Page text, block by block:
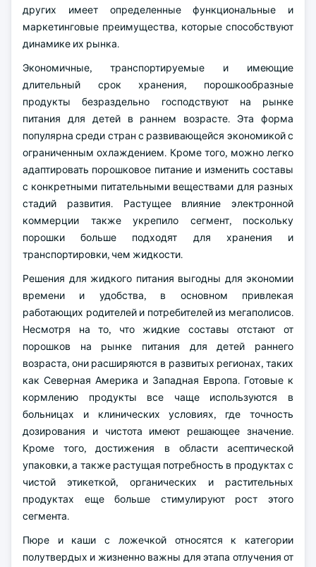
других имеет определенные функциональные и
маркетинговые преимущества, которые способствуют
динамике их рынка.
Экономичные, транспортируемые и имеющие
длительный срок хранения, порошкообразные
продукты безраздельно господствуют на рынке
питания для детей в раннем возрасте. Эта форма
популярна среди стран с развивающейся экономикой с
ограниченным охлаждением. Кроме того, можно легко
адаптировать порошковое питание и изменить составы
с конкретными питательными веществами для разных
стадий развития. Растущее влияние электронной
коммерции также укрепило сегмент, поскольку
порошки больше подходят для хранения и
транспортировки, чем жидкости.
Решения для жидкого питания выгодны для экономии
времени и удобства, в основном привлекая
работающих родителей и потребителей из мегаполисов.
Несмотря на то, что жидкие составы отстают от
порошков на рынке питания для детей раннего
возраста, они расширяются в развитых регионах, таких
как Северная Америка и Западная Европа. Готовые к
кормлению продукты все чаще используются в
больницах и клинических условиях, где точность
дозирования и чистота имеют решающее значение.
Кроме того, достижения в области асептической
упаковки, а также растущая потребность в продуктах с
чистой этикеткой, органических и растительных
продуктах еще больше стимулируют рост этого
сегмента.
Пюре и каши с ложечкой относятся к категории
полутвердых и жизненно важны для этапа отлучения от